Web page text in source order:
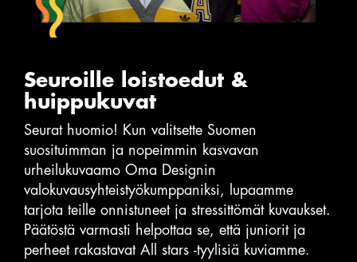
Seuroille loistoedut &
huippukuvat
Seurat huomio! Kun valitsette Suomen
suosituimman ja nopeimmin kasvavan
urheilukuvaamo Oma Designin
valokuvausyhteistyökumppaniksi, lupaamme
tarjota teille onnistuneet ja stressittömät kuvaukset.
Päätöstä varmasti helpottaa se, että juniorit ja
perheet rakastavat All stars -tyylisiä kuviamme.